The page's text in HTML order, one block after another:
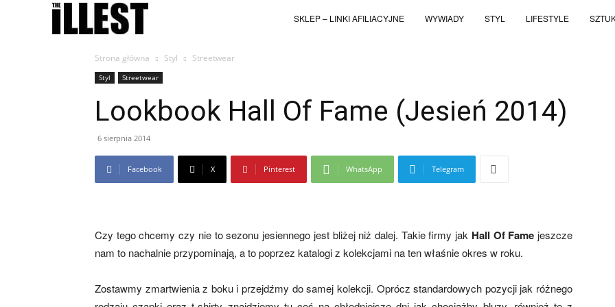
SKLEP – LINKI AFILIACYJNE WYWIADY STYL LIFESTYLE
Strona główna Styl Streetwear
Styl Streetwear
Lookbook Hall Of Fame (Jesień 2014)
6 sierpnia 2014
Facebook X Pinterest WhatsApp Telegram
Czy tego chcemy czy nie to sezonu jesiennego jest bliżej niż dalej. Takie firmy jak Hall Of Fame jeszcze
nam to nachalnie przypominają, a to poprzez katalogi z kolekcjami na ten właśnie okres w roku.
Zostawmy zmartwienia z boku i przejdźmy do samej kolekcji. Oprócz standardowych pozycji jak różnego